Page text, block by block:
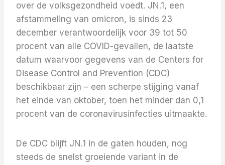
over de volksgezondheid voedt. JN.1, een
afstammeling van omicron, is sinds 23
december verantwoordelijk voor 39 tot 50
procent van alle COVID-gevallen, de laatste
datum waarvoor gegevens van de Centers for
Disease Control and Prevention (CDC)
beschikbaar zijn – een scherpe stijging vanaf
het einde van oktober, toen het minder dan 0,1
procent van de coronavirusinfecties uitmaakte.
De CDC blijft JN.1 in de gaten houden, nog
steeds de snelst groeiende variant in de